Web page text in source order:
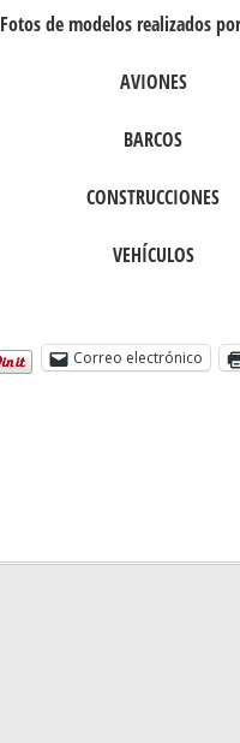
Fotos de modelos realizados
AVIONES
BARCOS
CONSTRUCCIONES
VEHÍCULOS
Correo electrónico